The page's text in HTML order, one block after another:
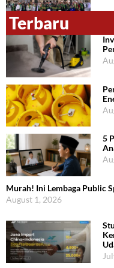
Terbaru
5
Murah! Ini Lembaga Public
August 1, 2026